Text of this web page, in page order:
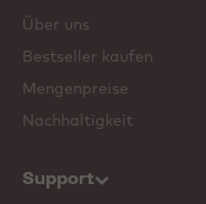
Über uns
Bestseller kaufen
Mengenpreise
Nachhaltigkeit
Support